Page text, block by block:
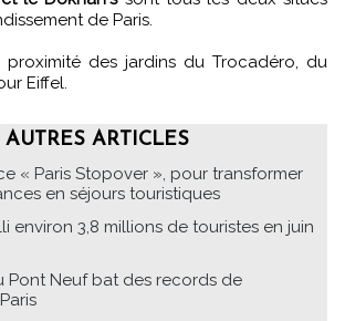
de Paris.
des jardins du Trocadéro, du
Eiffel.
AUTRES ARTICLES
« Paris Stopover », pour transformer
en séjours touristiques
environ 3,8 millions de touristes en juin
Pont Neuf bat des records de